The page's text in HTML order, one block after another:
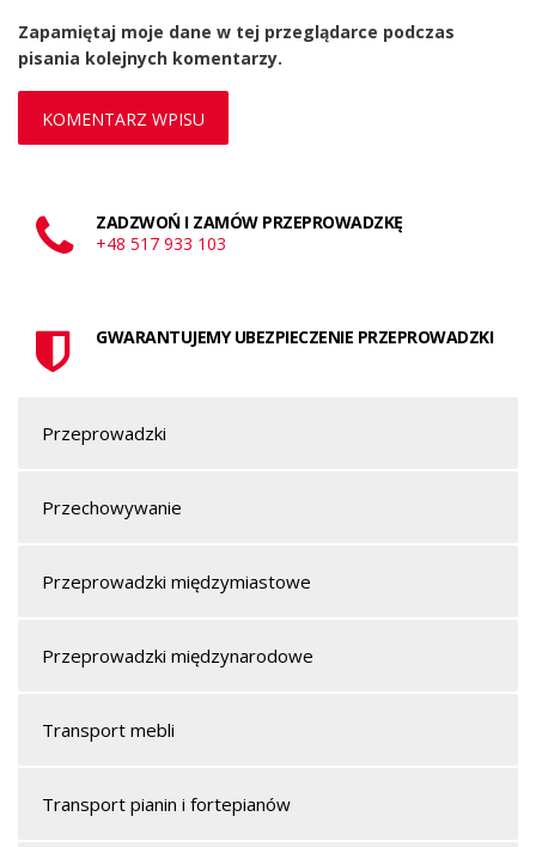
Zapamiętaj moje dane w tej przeglądarce podczas
pisania kolejnych komentarzy.
ZADZWOŃ I ZAMÓW PRZEPROWADZKĘ
+48 517 933 103
GWARANTUJEMY UBEZPIECZENIE PRZEPROWADZKI
Przeprowadzki
Przechowywanie
Przeprowadzki międzymiastowe
Przeprowadzki międzynarodowe
Transport mebli
Transport pianin i fortepianów